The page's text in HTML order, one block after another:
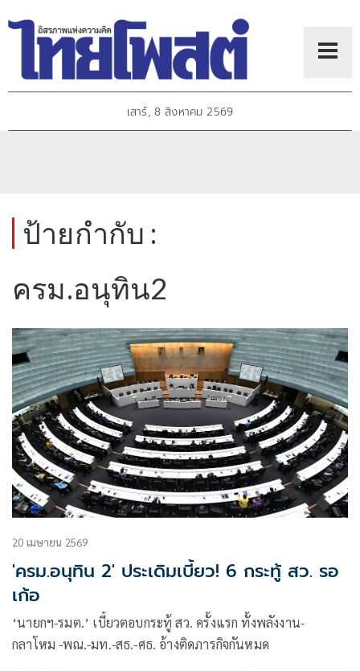
เสาร์, 8 สิงหาคม 2569
ป้ายกำกับ :
ครม.อนุทิน2
20 เมษายน 2569
'ครม.อนุทิน 2' ประเดิมเบี้ยว! 6 กระทู้ สว. รอ
เก้อ
‘นายกฯ-รมต.’ เบี้ยวตอบกระทู้ สว. ครั้งแรก ทั้งพลังงาน-
กลาโหม -พณ.-มท.-สธ.-ศธ. อ้างติดภารกิจกันหมด